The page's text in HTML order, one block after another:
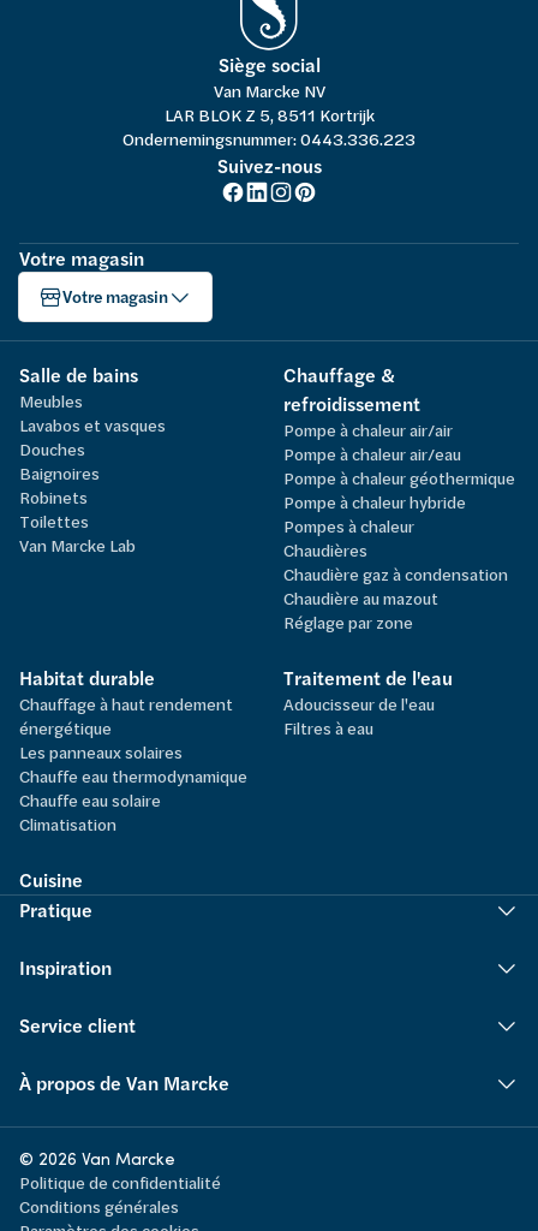
Siège social
Van Marcke NV
LAR BLOK Z 5, 8511 Kortrijk
Ondernemingsnummer: 0443.336.223
Suivez-nous
Votre magasin
Votre magasin
Salle de bains
Meubles
Lavabos et vasques
Douches
Baignoires
Robinets
Toilettes
Van Marcke Lab
Chauffage &
refroidissement
Pompe à chaleur air/air
Pompe à chaleur air/eau
Pompe à chaleur géothermique
Pompe à chaleur hybride
Pompes à chaleur
Chaudières
Chaudière gaz à condensation
Chaudière au mazout
Réglage par zone
Habitat durable
Chauffage à haut rendement
énergétique
Les panneaux solaires
Chauffe eau thermodynamique
Chauffe eau solaire
Climatisation
Traitement de l'eau
Adoucisseur de l'eau
Filtres à eau
Cuisine
Pratique
Inspiration
Service client
À propos de Van Marcke
© 2026 Van Marcke
Politique de confidentialité
Conditions générales